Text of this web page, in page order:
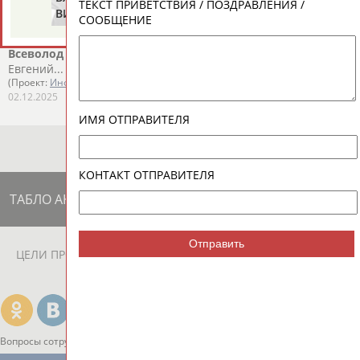
Чемпионат мира по боксу стартует в Дубае
...Вячеслав Рогозин (до 54 кг), Андрей Пегливанян (до 57 кг),
Всеволод
Евгений...
(Проект: Информационное агентство СТАДИОН
02.12.2025
ТАБЛО АКТИВНОСТИ
ЦЕЛИ ПРОЕКТА КОНТАКТЫ НАШИ КНОПКИ РЕКЛАМА
Вопросы сотрудничества и совместной деятельности
ВИКУЛОВ
ЗВЕЗДКИН
ТЕКСТ ПРИВЕТСТВИЯ / ПОЗДРАВЛЕНИЯ /
СООБЩЕНИЕ
ИМЯ ОТПРАВИТЕЛЯ
КОНТАКТ ОТПРАВИТЕЛЯ
Отправить